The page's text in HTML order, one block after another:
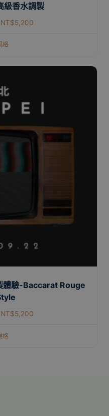
級香水調製
NT$5,200
格
體驗-Baccarat Rouge
NT$5,200
格